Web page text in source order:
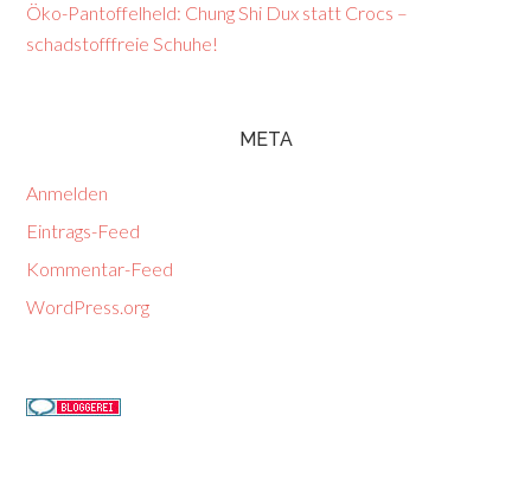
Öko-Pantoffelheld: Chung Shi Dux statt Crocs –
schadstofffreie Schuhe!
META
Anmelden
Eintrags-Feed
Kommentar-Feed
WordPress.org